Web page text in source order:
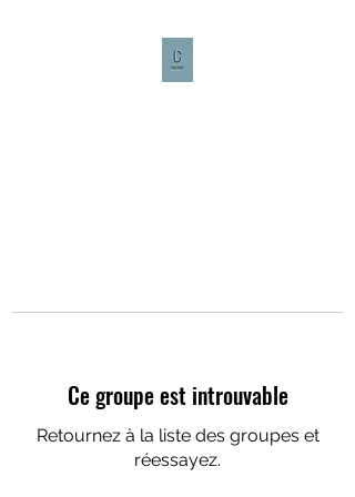
Ce groupe est introuvable
Retournez à la liste des groupes et
réessayez.